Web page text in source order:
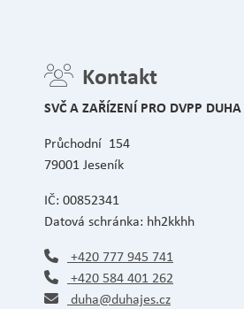
Kontakt
SVČ A ZAŘÍZENÍ PRO DVPP DUHA
Průchodní 154
79001 Jeseník
IČ: 00852341
Datová schránka: hh2kkhh
+420 777 945 741
+420 584 401 262
duha@duhajes.cz